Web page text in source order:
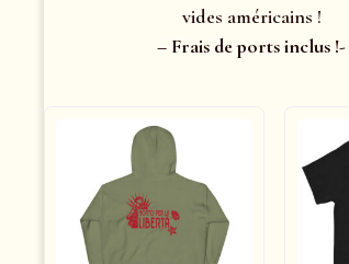
vides américains !
– Frais de ports inclus !-